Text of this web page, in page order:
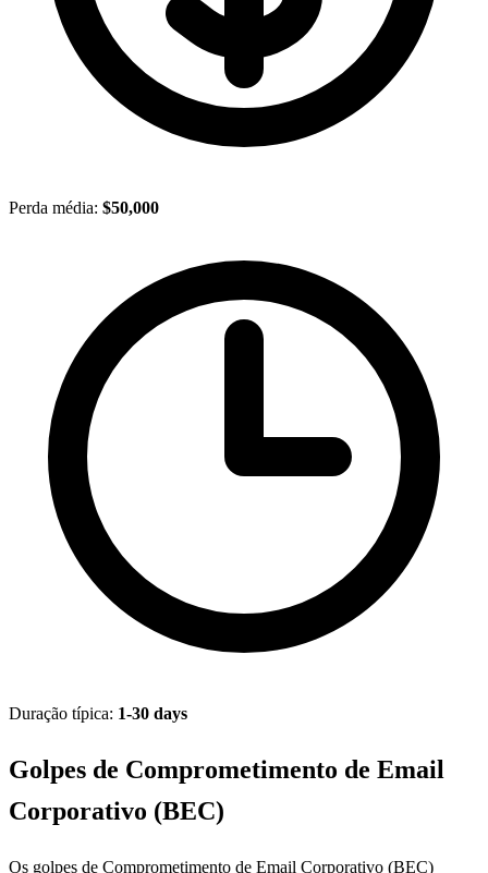
Perda média: $50,000
Duração típica: 1-30 days
Golpes de Comprometimento de Email
Corporativo (BEC)
Os golpes de Comprometimento de Email Corporativo (BEC)